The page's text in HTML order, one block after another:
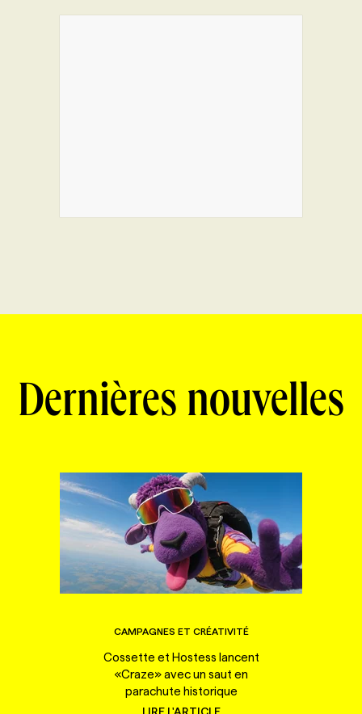
Dernières nouvelles
CAMPAGNES ET CRÉATIVITÉ
Cossette et Hostess lancent
«Craze» avec un saut en
parachute historique
LIRE L'ARTICLE